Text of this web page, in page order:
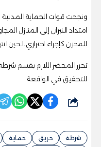
ونجحت قوات الحماية
امتداد النيران إلى المنازل
للمخزن كإجراء احترازي، لحين
تحرر المحضر اللازم بقسم شرطة
للتحقيق في الواقعة.
شارك
شرطة حريق حماية